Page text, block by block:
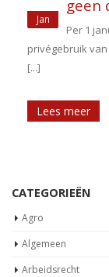
Jan
geen
Per 1
privégebruik
[...]
Lees meer
CATEGORIEËN
Agro
Algemeen
Arbeidsrecht